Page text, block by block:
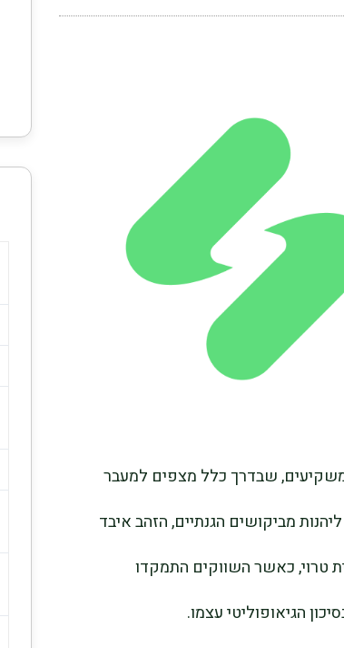
שבדרך כלל מצפים למעבר
מביקושים הגנתיים, הזהב איבד
של 4,500 דולר לאונקיית טרוי, כאשר השווקים התמקדו
הגיאופוליטי עצמו.